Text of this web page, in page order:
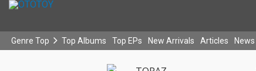
Genre Top Top Albums Top EPs New Arrivals Articles News